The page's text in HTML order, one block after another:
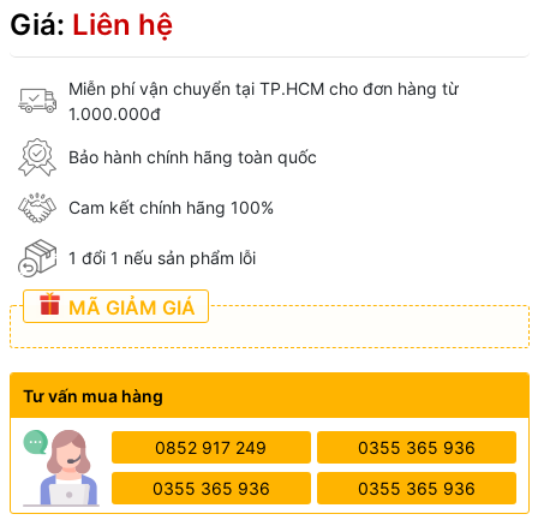
Giá: Liên hệ
Miễn phí vận chuyển tại TP.HCM cho đơn hàng từ
1.000.000đ
Bảo hành chính hãng toàn quốc
Cam kết chính hãng 100%
1 đổi 1 nếu sản phẩm lỗi
MÃ GIẢM GIÁ
Tư vấn mua hàng
0852 917 249 0355 365 936
0355 365 936 0355 365 936